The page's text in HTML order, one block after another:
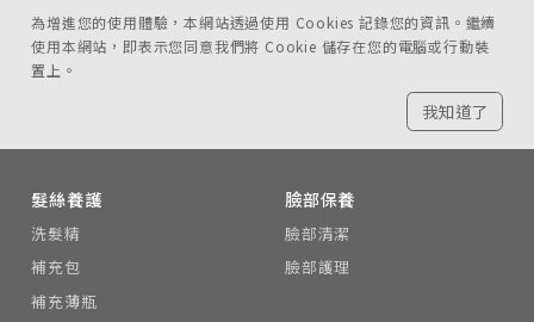
為增進您的使用體驗，本網站透過使用 Cookies 記錄您的資訊。繼續
使用本網站，即表示您同意我們將 Cookie 儲存在您的電腦或行動裝
置上。
我知道了
髮絲養護
洗髮精
補充包
補充薄瓶
臉部保養
臉部清潔
臉部護理